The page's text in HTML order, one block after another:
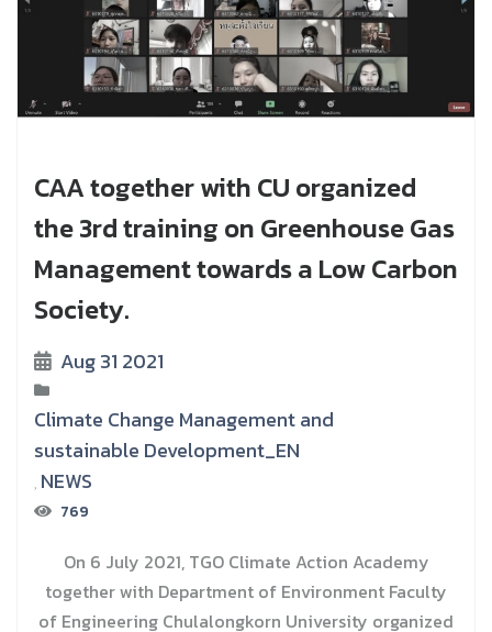
CAA together with CU organized
the 3rd training on Greenhouse Gas
Management towards a Low Carbon
Society.
Aug 31 2021
Climate Change Management and
sustainable Development_EN
, NEWS
769
On 6 July 2021, TGO Climate Action Academy
together with Department of Environment Faculty
of Engineering Chulalongkorn University organized